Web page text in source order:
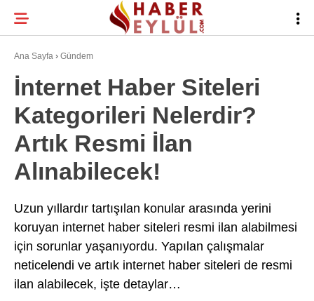
Facebook
Twitter
22
BURSA HABERLERI
BURSASPOR
GÜNDEM
TEKNOLOJI
Ana Sayfa › Gündem
İnternet Haber Siteleri
Kategorileri Nelerdir?
Artık Resmi İlan
Alınabilecek!
Uzun yıllardır tartışılan konular arasında yerini
koruyan internet haber siteleri resmi ilan alabilmesi
için sorunlar yaşanıyordu. Yapılan çalışmalar
neticelendi ve artık internet haber siteleri de resmi
ilan alabilecek, işte detaylar…